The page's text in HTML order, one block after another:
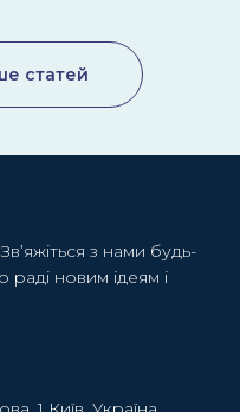
статей
з нами будь-
новим ідеям і